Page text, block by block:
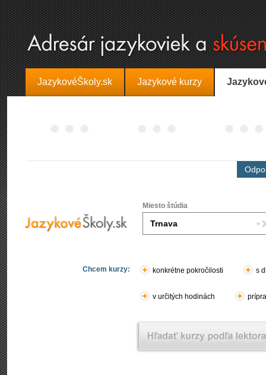
JazykovéŠkoly.sk Jazykové kurzy
Miesto štúdia
Chcem kurzy: konkrétne pokročilosti s
v určitých hodinách